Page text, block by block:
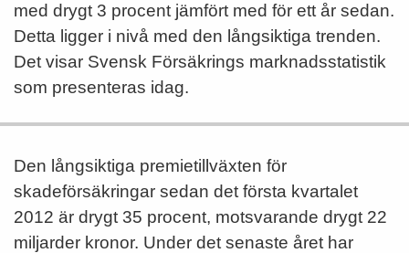
med drygt 3 procent jämfört med för ett år sedan.
Detta ligger i nivå med den långsiktiga trenden.
Det visar Svensk Försäkrings marknadsstatistik
som presenteras idag.
Den långsiktiga premietillväxten för
skadeförsäkringar sedan det första kvartalet
2012 är drygt 35 procent, motsvarande drygt 22
miljarder kronor. Under det senaste året har